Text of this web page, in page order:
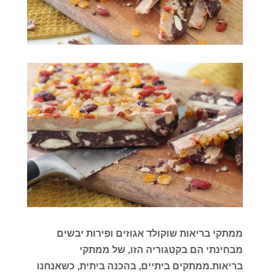
ממתקי בריאות שוקולד אגוזים ופירות יבשים
מבחינתי הם בקטגוריה הזו, של ממתקי
בריאות.ממתקים ביתיים, בהכנה ביתית, כשאנחנו